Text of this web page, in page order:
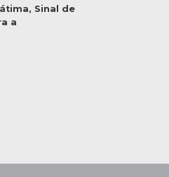
Sinal de
a